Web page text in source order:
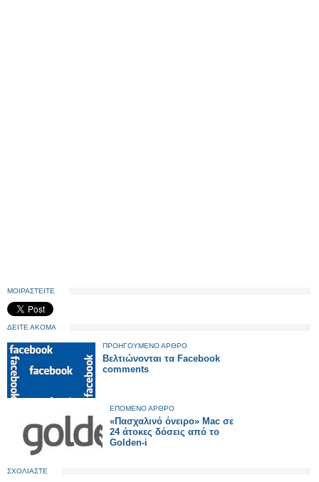
ΜΟΙΡΑΣΤΕΙΤΕ
ΔΕΙΤΕ ΑΚΟΜΑ
ΠΡΟΗΓΟΥΜΕΝΟ ΑΡΘΡΟ
Βελτιώνονται τα Facebook
comments
ΕΠΟΜΕΝΟ ΑΡΘΡΟ
«Πασχαλινό όνειρο» Mac σε
24 άτοκες δόσεις από το
Golden-i
ΣΧΟΛΙΑΣΤΕ